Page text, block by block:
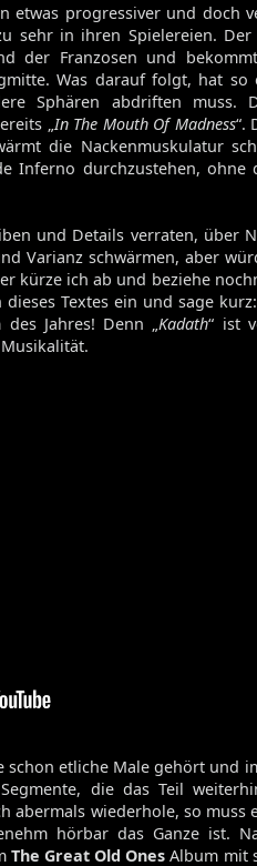
etwas progressiver und doch
sehr in ihren Spielereien. Der
der Franzosen und
Was darauf folgt, hat so
Sphären abdriften muss.
„In The Mouth Of Madness“.
die Nackenmuskulatur
Inferno durchzustehen, ohne
und Details verraten, über
Varianz schwärmen, aber
kürze ich ab und beziehe
Textes ein und sage
Jahres! Denn „Kadath“ ist
schon etliche Male gehört und
die das Teil
abermals wiederhole, so muss
hörbar das Ganze ist.
The Great Old Ones Album mit
Volume 128
Volume 127
Volume 125
Volume 123
Satan's Host
Elixir